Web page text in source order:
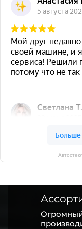
Огромный